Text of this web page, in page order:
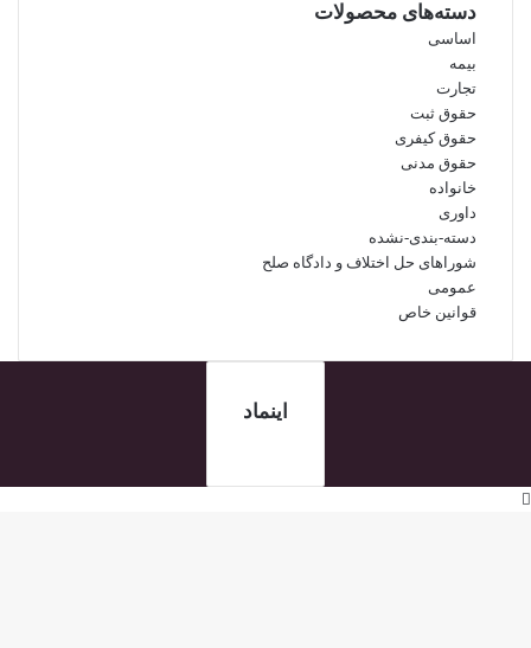
دسته‌های محصولات
اساسی
بیمه
تجارت
حقوق ثبت
حقوق کیفری
حقوق مدنی
خانواده
داوری
دسته-بندی-نشده
شوراهای حل اختلاف و دادگاه صلح
عمومی
قوانین خاص
اینماد